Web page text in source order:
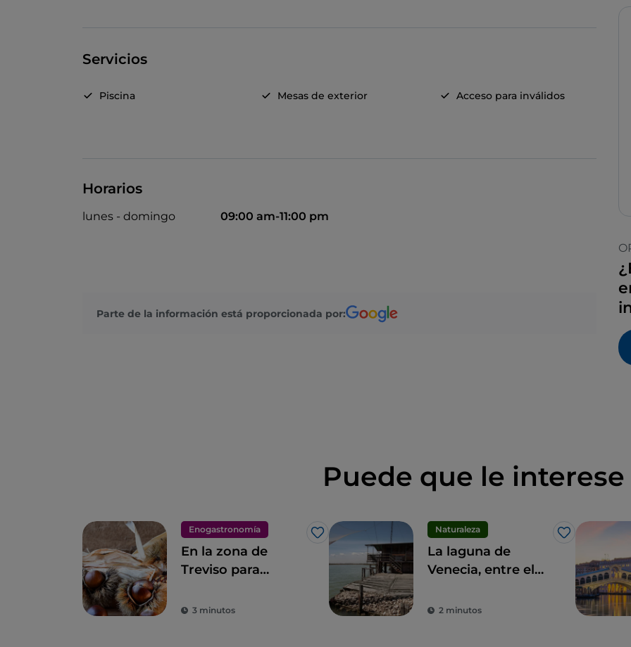
Servicios
Piscina Mesas de exterior Acceso para inválidos
Horarios
lunes - domingo 09:00 am-11:00 pm
Parte de la información está proporcionada por:
Puede que le interese
Enogastronomía
Me gusta
En la zona de
Treviso para
Castañas del
3 minutos
Naturaleza
Me gusta
La laguna de
Venecia, entre el
ornitológico y el
2 minutos